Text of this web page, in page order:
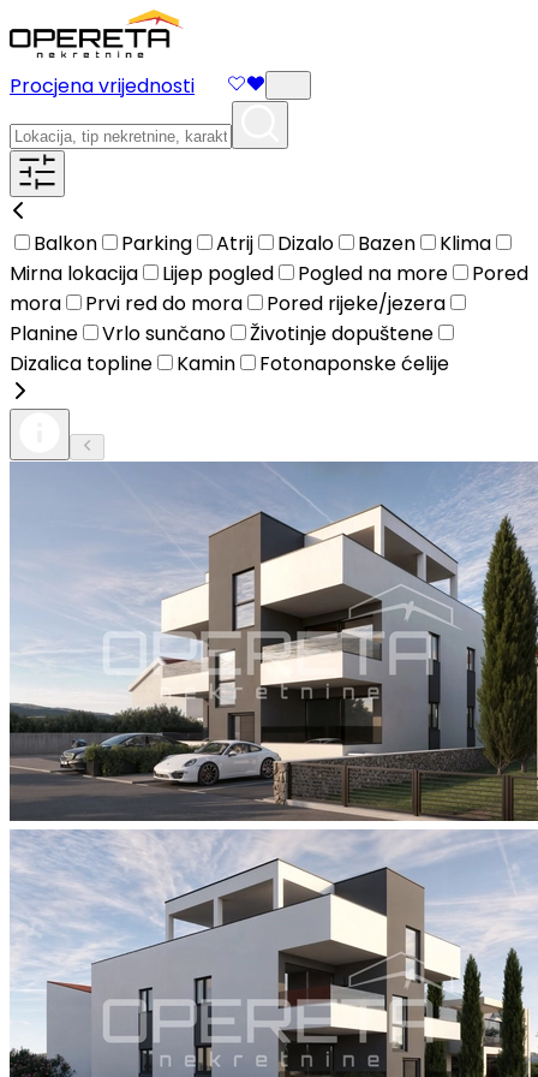
Procjena vrijednosti
Balkon Parking Atrij Dizalo Bazen
Klima
Mirna lokacija
Lijep pogled Pogled na more
Pored
mora
Prvi red do mora
Pored rijeke/jezera
Planine
Vrlo sunčano
Životinje dopuštene
Dizalica topline
Kamin Fotonaponske ćelije